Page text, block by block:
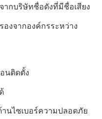
ากบริษัทชื่อดังที่มีชื่อเสียง
องจากองค์กรระหว่าง
นติดตั้ง
นไซเบอร์ความปลอดภัย